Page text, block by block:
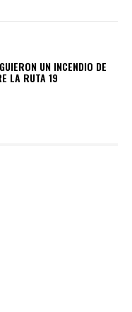
UN INCENDIO DE
LA RUTA 19